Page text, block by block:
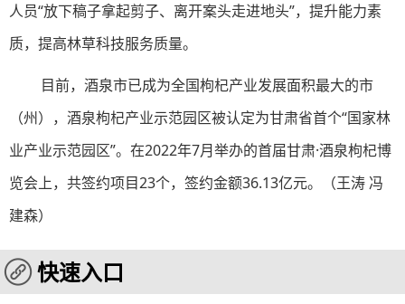
人员“放下稿子拿起剪子、离开案头走进地头”，提升能力素
质，提高林草科技服务质量。
目前，酒泉市已成为全国枸杞产业发展面积最大的市
（州），酒泉枸杞产业示范园区被认定为甘肃省首个“国家林
业产业示范园区”。在2022年7月举办的首届甘肃·酒泉枸杞博
览会上，共签约项目23个，签约金额36.13亿元。（王涛 冯
建森）
快速入口